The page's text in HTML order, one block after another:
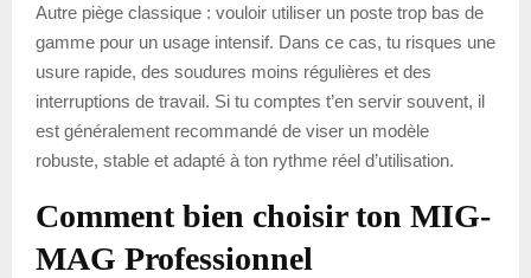
Autre piège classique : vouloir utiliser un poste trop bas de
gamme pour un usage intensif. Dans ce cas, tu risques une
usure rapide, des soudures moins régulières et des
interruptions de travail. Si tu comptes t’en servir souvent, il
est généralement recommandé de viser un modèle
robuste, stable et adapté à ton rythme réel d’utilisation.
Comment bien choisir ton MIG-
MAG Professionnel